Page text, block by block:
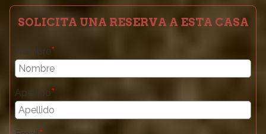
SOLICITA UNA RESERVA A ESTA CASA
Nombre*
Apellido*